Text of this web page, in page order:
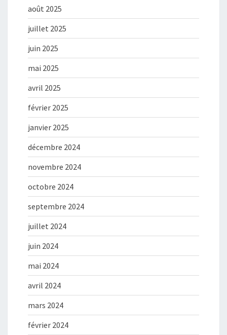
août 2025
juillet 2025
juin 2025
mai 2025
avril 2025
février 2025
janvier 2025
décembre 2024
novembre 2024
octobre 2024
septembre 2024
juillet 2024
juin 2024
mai 2024
avril 2024
mars 2024
février 2024